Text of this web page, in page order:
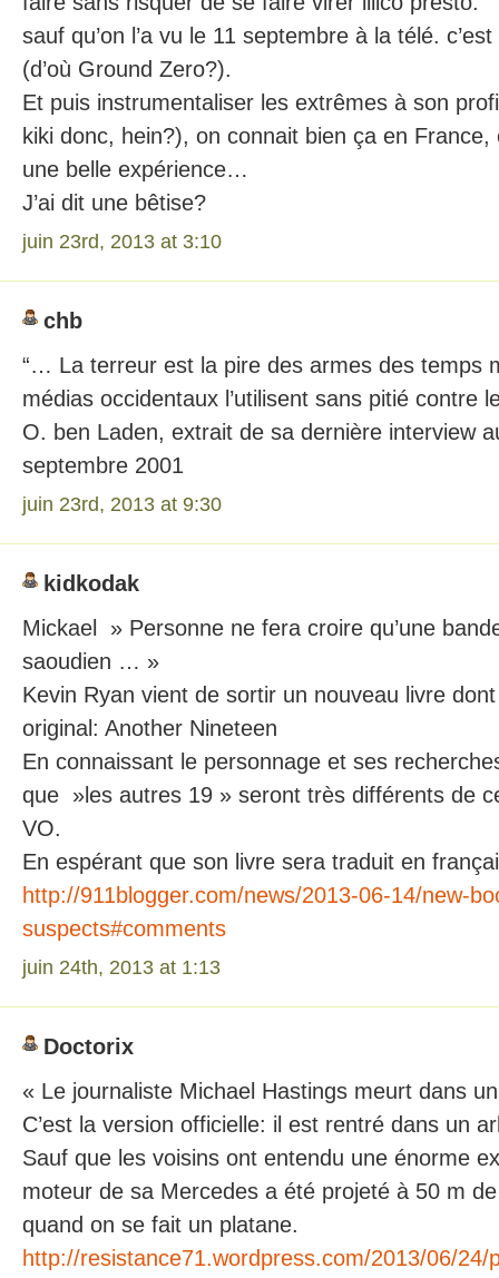
sauf qu’on l’a vu le 11 septembre à la télé. c’est
(d’où Ground Zero?).
Et puis instrumentaliser les extrêmes à son
kiki donc, hein?), on connait bien ça en
une belle expérience…
J’ai dit une bêtise?
juin 23rd, 2013 at 3:10
chb
“… La terreur est la pire des armes des temps
médias occidentaux l’utilisent sans pitié contre
O. ben Laden, extrait de sa dernière interview
septembre 2001
juin 23rd, 2013 at 9:30
kidkodak
Mickael » Personne ne fera croire qu’une
saoudien … »
Kevin Ryan vient de sortir un nouveau livre
original: Another Nineteen
En connaissant le personnage et ses
que »les autres 19 » seront très différents de
VO.
En espérant que son livre sera traduit en
http://911blogger.com/news/2013-06-14/new-
suspects#comments
juin 24th, 2013 at 1:13
Doctorix
« Le journaliste Michael Hastings meurt dans
C’est la version officielle: il est rentré dans un
Sauf que les voisins ont entendu une énorme
moteur de sa Mercedes a été projeté à 50 m
quand on se fait un platane.
http://resistance71.wordpress.com/2013/06/24/